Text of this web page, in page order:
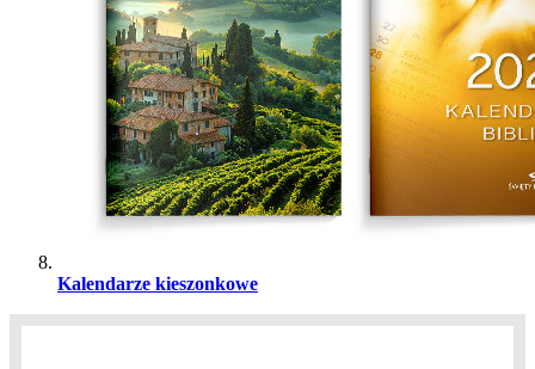
Kalendarze kieszonkowe